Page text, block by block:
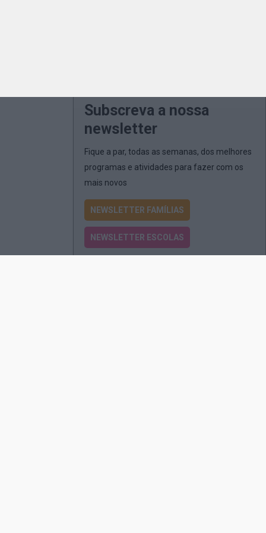
Subscreva a nossa
newsletter
Fique a par, todas as semanas, dos melhores
programas e atividades para fazer com os
mais novos
NEWSLETTER FAMÍLIAS
NEWSLETTER ESCOLAS